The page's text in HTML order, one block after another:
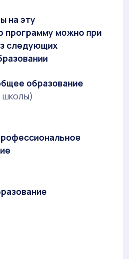
на эту
программу можно при
следующих
образование
школы)